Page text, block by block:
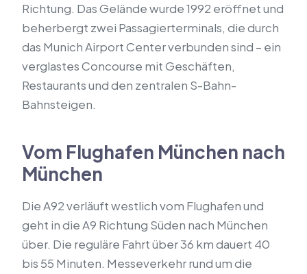
Richtung. Das Gelände wurde 1992 eröffnet und
beherbergt zwei Passagierterminals, die durch
das Munich Airport Center verbunden sind – ein
verglastes Concourse mit Geschäften,
Restaurants und den zentralen S-Bahn-
Bahnsteigen.
Vom Flughafen München nach
München
Die A92 verläuft westlich vom Flughafen und
geht in die A9 Richtung Süden nach München
über. Die reguläre Fahrt über 36 km dauert 40
bis 55 Minuten. Messeverkehr rund um die